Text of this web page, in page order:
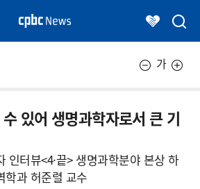
가
있어 생명과학자로서 큰 기
인터뷰<4·끝> 생명과학분야 본상 하
학과 허준렬 교수